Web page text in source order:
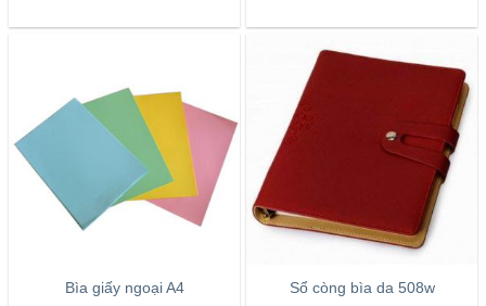
Bìa giấy ngoại A4 Sổ còng bìa da 508w